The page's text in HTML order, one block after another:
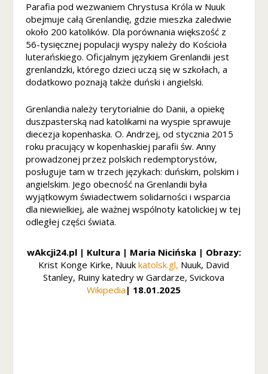
Parafia pod wezwaniem Chrystusa Króla w Nuuk
obejmuje całą Grenlandię, gdzie mieszka zaledwie
około 200 katolików. Dla porównania większość z
56-tysięcznej populacji wyspy należy do Kościoła
luterańskiego. Oficjalnym językiem Grenlandii jest
grenlandzki, którego dzieci uczą się w szkołach, a
dodatkowo poznają także duński i angielski.
Grenlandia należy terytorialnie do Danii, a opiekę
duszpasterską nad katolikami na wyspie sprawuje
diecezja kopenhaska. O. Andrzej, od stycznia 2015
roku pracujący w kopenhaskiej parafii św. Anny
prowadzonej przez polskich redemptorystów,
posługuje tam w trzech językach: duńskim, polskim i
angielskim. Jego obecność na Grenlandii była
wyjątkowym świadectwem solidarności i wsparcia
dla niewielkiej, ale ważnej wspólnoty katolickiej w tej
odległej części świata.
wAkcji24.pl | Kultura | Maria Nicińska | Obrazy:
Krist Konge Kirke, Nuukkatolsk.gl, Nuuk, David
Stanley, Ruiny katedry w Gardarze, Svickova
Wikipedia | 18.01.2025
s
o
d
wi
e
d
z
ni
a
n
a
sz
ej
st
r
o
wi
ę
ks
z